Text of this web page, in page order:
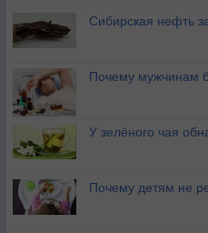
Сибирская нефть
Почему мужчинам
У зелёного чая
Почему детям не